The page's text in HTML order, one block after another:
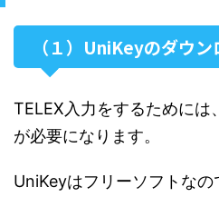
（１）UniKeyのダウン
TELEX入力をするためには
が必要になります。
UniKeyはフリーソフトな